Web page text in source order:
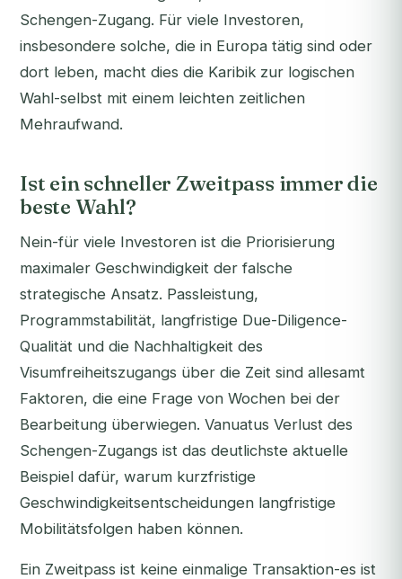
Schengen-Zugang. Für viele Investoren,
insbesondere solche, die in Europa tätig sind oder
dort leben, macht dies die Karibik zur logischen
Wahl-selbst mit einem leichten zeitlichen
Mehraufwand.
Ist ein schneller Zweitpass immer die
beste Wahl?
Nein-für viele Investoren ist die Priorisierung
maximaler Geschwindigkeit der falsche
strategische Ansatz. Passleistung,
Programmstabilität, langfristige Due-Diligence-
Qualität und die Nachhaltigkeit des
Visumfreiheitszugangs über die Zeit sind allesamt
Faktoren, die eine Frage von Wochen bei der
Bearbeitung überwiegen. Vanuatus Verlust des
Schengen-Zugangs ist das deutlichste aktuelle
Beispiel dafür, warum kurzfristige
Geschwindigkeitsentscheidungen langfristige
Mobilitätsfolgen haben können.
Ein Zweitpass ist keine einmalige Transaktion-es ist